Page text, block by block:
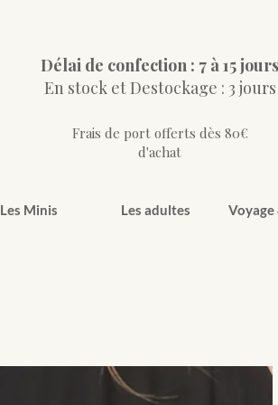
Délai de confection : 7 à 15 jours
En stock et Destockage : 3 jours
Frais de port offerts dès 80€
d'achat
Les Minis Les adultes Voyage